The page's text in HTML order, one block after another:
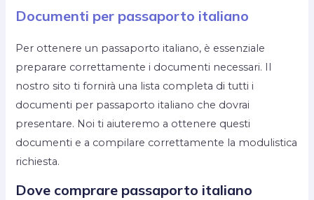
Documenti per passaporto italiano
Per ottenere un passaporto italiano, è essenziale
preparare correttamente i documenti necessari. Il
nostro sito ti fornirà una lista completa di tutti i
documenti per passaporto italiano che dovrai
presentare. Noi ti aiuteremo a ottenere questi
documenti e a compilare correttamente la modulistica
richiesta.
Dove comprare passaporto italiano